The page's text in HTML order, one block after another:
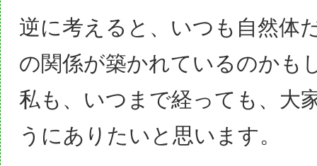
逆に考えると、いつも自然体
の関係が築かれているのかも
私も、いつまで経っても、大
うにありたいと思います。